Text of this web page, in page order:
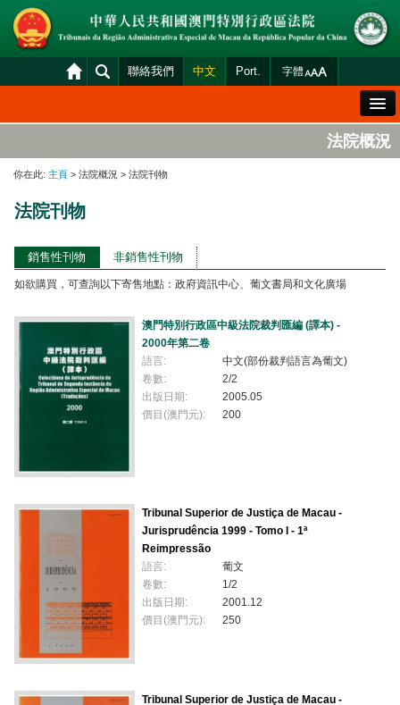
聯絡我們 中文 Port. 字體
法院概況
案件分發及排期
司法變賣
統計資料
財產申報查閱
下載區
法院電子平台
法院概況
你在此: 主頁 > 法院概況 > 法院刊物
法院刊物
銷售性刊物 非銷售性刊物
如欲購買，可查詢以下寄售地點：政府資訊中心、葡文書局和文化廣場
澳門特別行政區中級法院裁判匯編 (譯本) -
2000年第二卷
語言:
中文(部份裁判語言為葡文)
卷數:
2/2
出版日期:
2005.05
價目(澳門元):
200
Tribunal Superior de Justiça de Macau -
Jurisprudência 1999 - Tomo I - 1ª
Reimpressão
語言:
葡文
卷數:
1/2
出版日期:
2001.12
價目(澳門元):
250
Tribunal Superior de Justiça de Macau -